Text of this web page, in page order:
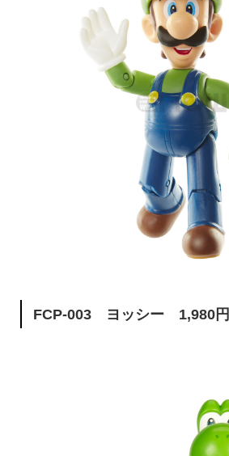
FCP-003 ヨッシー 1,980円